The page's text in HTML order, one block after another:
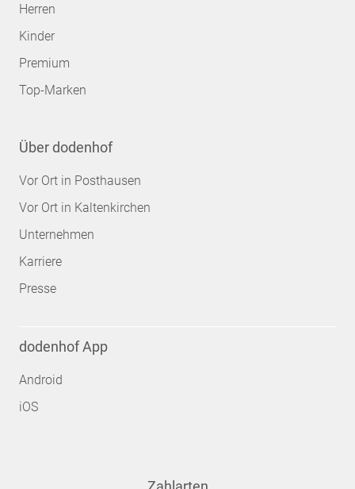
Herren
Kinder
Premium
Top-Marken
Über dodenhof
Vor Ort in Posthausen
Vor Ort in Kaltenkirchen
Unternehmen
Karriere
Presse
dodenhof App
Android
iOS